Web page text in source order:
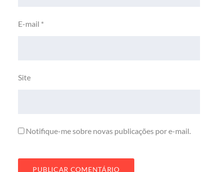
E-mail *
Site
Notifique-me sobre novas publicações por e-mail.